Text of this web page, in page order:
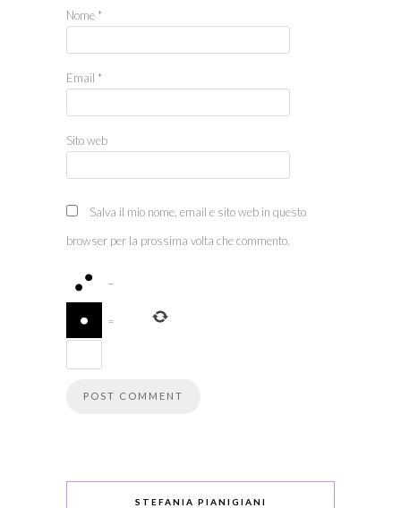
Nome *
Email *
Sito web
Salva il mio nome, email e sito web in questo
browser per la prossima volta che commento.
−
=
STEFANIA PIANIGIANI